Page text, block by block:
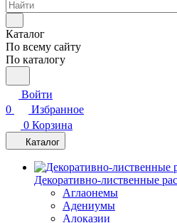
Каталог
По всему сайту
По каталогу
Войти
0
Избранное
0 Корзина
Каталог
Декоративно-лиственные
Аглаонемы
Адениумы
Алоказии